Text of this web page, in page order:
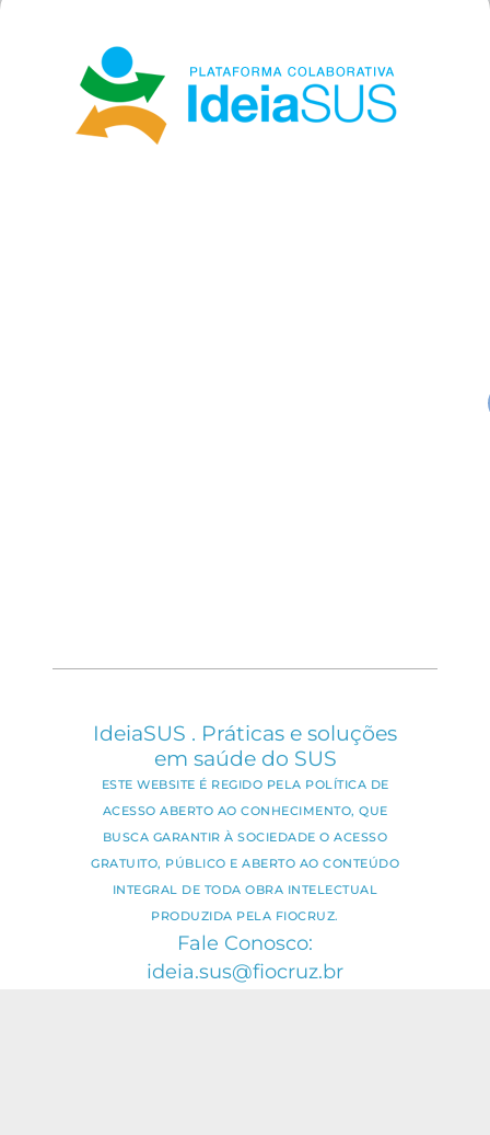
IdeiaSUS . Práticas e soluções
em saúde do SUS
ESTE WEBSITE É REGIDO PELA POLÍTICA DE
ACESSO ABERTO AO CONHECIMENTO, QUE
BUSCA GARANTIR À SOCIEDADE O ACESSO
GRATUITO, PÚBLICO E ABERTO AO CONTEÚDO
INTEGRAL DE TODA OBRA INTELECTUAL
PRODUZIDA PELA FIOCRUZ.
Fale Conosco:
ideia.sus@fiocruz.br